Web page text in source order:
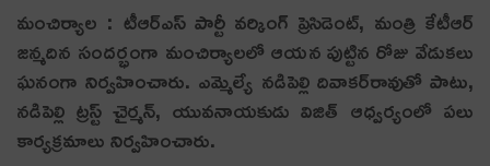
మంచిర్యాల : టీఆర్ఎస్‌ పార్టీ వర్కింగ్ ప్రెసిడెంట్, మంత్రి కేటీఆర్
జన్మదిన సందర్భంగా మంచిర్యాల‌లో ఆయ‌న పుట్టిన రోజు వేడుక‌లు
ఘ‌నంగా నిర్వ‌హించారు. ఎమ్మెల్యే న‌డిపెల్లి దివాక‌ర్‌రావుతో పాటు,
న‌డిపెల్లి ట్ర‌స్ట్ చైర్మ‌న్‌, యువ‌నాయకుడు విజిత్ ఆధ్వ‌ర్యంలో ప‌లు
కార్య‌క్ర‌మాలు నిర్వ‌హించారు.